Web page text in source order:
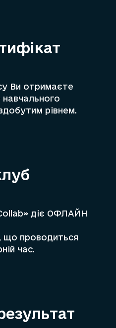
Ви отримаєте
навчального
рівнем.
діє ОФЛАЙН
що проводиться
час.